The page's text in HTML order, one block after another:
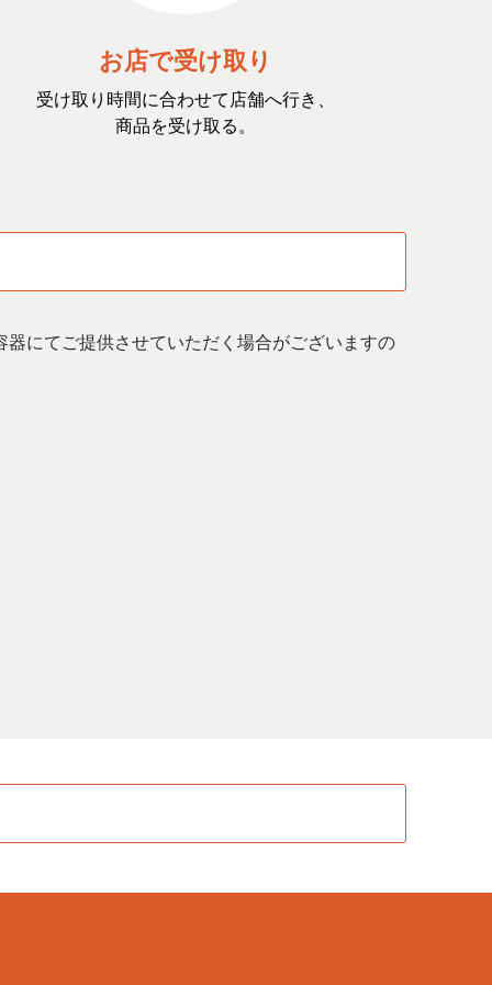
お店で受け取り
受け取り時間に合わせて店舗へ行き、
商品を受け取る。
にてご提供させていただく場合がございますの